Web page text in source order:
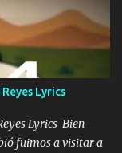
la mente y
como empezamos
y bajas La carreta
cosas Y
corta Hay que
es...
Lyrics
Lyrics Bien
fuimos a visitar a